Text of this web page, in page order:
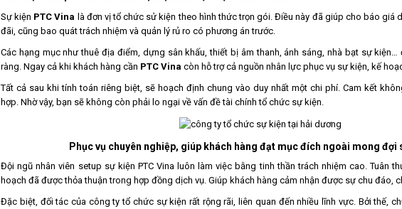
Sự kiện PTC Vina là đơn vị tổ chức sử kiện theo hình thức trọn gói. Điều này đã giúp cho báo giá
đãi, cũng bao quát trách nhiệm và quản lý rủ ro có phương án trước.
Các hạng mục như thuê địa điểm, dựng sân khấu, thiết bị âm thanh, ánh sáng, nhà bạt sự
ràng. Ngay cả khi khách hàng cần PTC Vina còn hỗ trợ cả nguồn nhân lực phục vụ sự kiện, kế
Tất cả sau khi tính toán riêng biệt, sẽ hoạch định chung vào duy nhất một chi phí. Cam kết
hợp. Nhờ vậy, bạn sẽ không còn phải lo ngại về vấn đề tài chính tổ chức sự kiện.
Phục vụ chuyên nghiệp, giúp khách hàng đạt mục đích ngoài mong đợi
Đội ngũ nhân viên setup sự kiện PTC Vina luôn làm việc bằng tinh thần trách nhiệm cao. Tuân
hoạch đã được thỏa thuận trong hợp đồng dịch vụ. Giúp khách hàng cảm nhận được sự chu đáo,
Đặc biệt, đối tác của công ty tổ chức sự kiện rất rộng rãi, liên quan đến nhiều lĩnh vực. Bởi thế,